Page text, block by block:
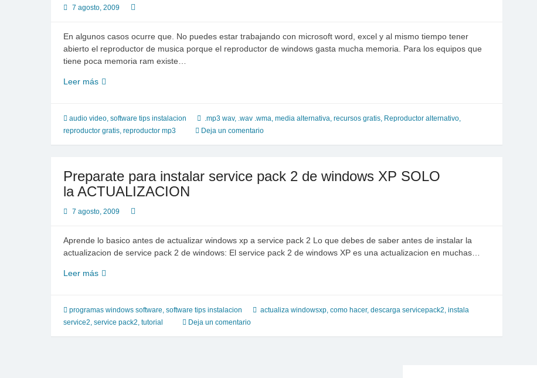
de
por
correo
7 agosto, 2009
En algunos casos ocurre que. No puedes estar trabajando con microsoft word, excel y al mismo tiempo tener
abierto el reproductor de musica porque el reproductor de windows gasta mucha memoria. Para los equipos que
tiene poca memoria ram existe…
Leer másReproductor
musica
para
audio video, software tips instalacion .mp3 wav, .wav .wma, media alternativa, recursos gratis, Reproductor alternativo,
reproductor gratis, reproductor mp3 Deja un comentario
Preparate para instalar service pack 2 de windows XP SOLO
la ACTUALIZACION
7 agosto, 2009
Aprende lo basico antes de actualizar windows xp a service pack 2 Lo que debes de saber antes de instalar la
actualizacion de service pack 2 de windows: El service pack 2 de windows XP es una actualizacion en muchas…
Leer másPreparate
service
pack
programas windows software, software tips instalacion actualiza windowsxp, como hacer, descarga servicepack2, instala
service2, service pack2, tutorial Deja un comentario